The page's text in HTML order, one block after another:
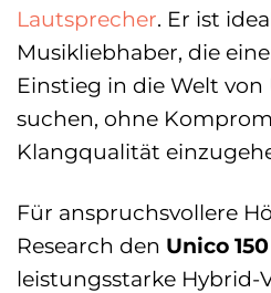
Lautsprecher. Er ist
Musikliebhaber, die
Einstieg in die Welt von
suchen, ohne
Klangqualität
Für anspruchsvollere
Research den Unico 150
leistungsstarke Hybrid-